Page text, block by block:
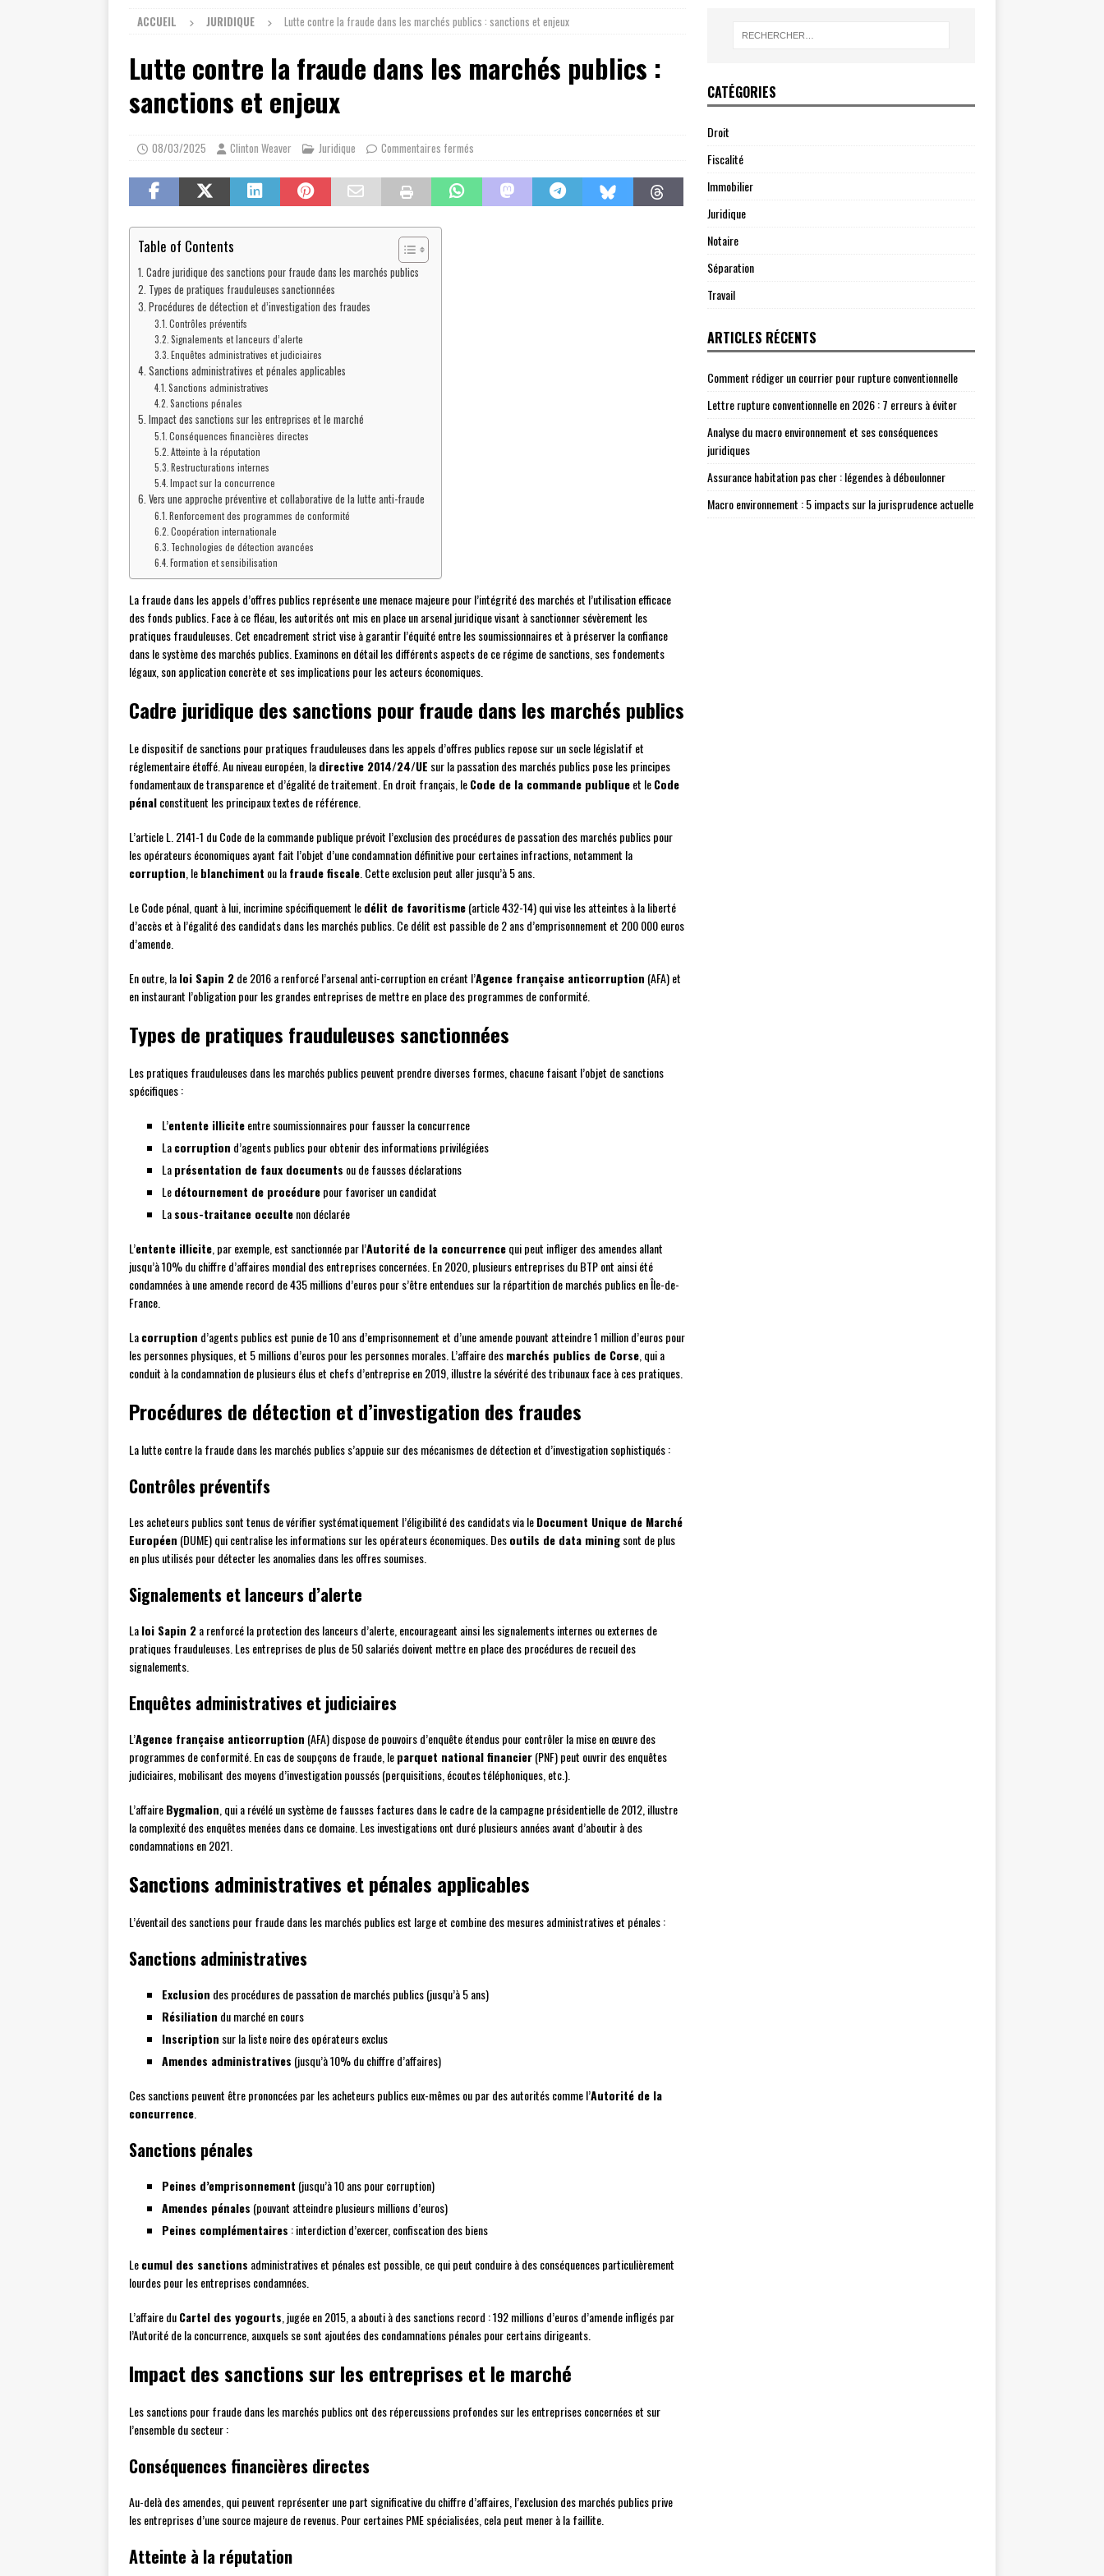
ACCUEIL JURIDIQUE Lutte contre la fraude dans les marchés publics : sanctions et enjeux
Lutte contre la fraude dans les marchés publics :
sanctions et enjeux
08/03/2025 Clinton Weaver Juridique Commentaires fermés
Table of Contents
Cadre juridique des sanctions pour fraude dans les marchés publics
Types de pratiques frauduleuses sanctionnées
Procédures de détection et d’investigation des fraudes
Contrôles préventifs
Signalements et lanceurs d’alerte
Enquêtes administratives et judiciaires
Sanctions administratives et pénales applicables
Sanctions administratives
Sanctions pénales
Impact des sanctions sur les entreprises et le marché
Conséquences financières directes
Atteinte à la réputation
Restructurations internes
Impact sur la concurrence
Vers une approche préventive et collaborative de la lutte anti-fraude
Renforcement des programmes de conformité
Coopération internationale
Technologies de détection avancées
Formation et sensibilisation
La fraude dans les appels d’offres publics représente une menace majeure pour l’intégrité des marchés et l’utilisation efficace
des fonds publics. Face à ce fléau, les autorités ont mis en place un arsenal juridique visant à sanctionner sévèrement les
pratiques frauduleuses. Cet encadrement strict vise à garantir l’équité entre les soumissionnaires et à préserver la confiance
dans le système des marchés publics. Examinons en détail les différents aspects de ce régime de sanctions, ses fondements
légaux, son application concrète et ses implications pour les acteurs économiques.
Cadre juridique des sanctions pour fraude dans les marchés publics
Le dispositif de sanctions pour pratiques frauduleuses dans les appels d’offres publics repose sur un socle législatif et
réglementaire étoffé. Au niveau européen, ladirective 2014/24/UE sur la passation des marchés publics pose les principes
fondamentaux de transparence et d’égalité de traitement. En droit français, leCode de la commande publiqueet leCode
pénalconstituent les principaux textes de référence.
L’article L. 2141-1 du Code de la commande publique prévoit l’exclusion des procédures de passation des marchés publics pour
les opérateurs économiques ayant fait l’objet d’une condamnation définitive pour certaines infractions, notamment la
corruption , leblanchiment ou lafraude fiscale . Cette exclusion peut aller jusqu’à 5 ans.
Le Code pénal, quant à lui, incrimine spécifiquement ledélit de favoritisme(article 432-14) qui vise les atteintes à la liberté
d’accès et à l’égalité des candidats dans les marchés publics. Ce délit est passible de 2 ans d’emprisonnement et 200 000 euros
d’amende.
En outre, laloi Sapin 2de 2016 a renforcé l’arsenal anti-corruption en créant l’Agence française anticorruption (AFA) et
en instaurant l’obligation pour les grandes entreprises de mettre en place des programmes de conformité.
Types de pratiques frauduleuses sanctionnées
Les pratiques frauduleuses dans les marchés publics peuvent prendre diverses formes, chacune faisant l’objet de sanctions
spécifiques :
L’entente illiciteentre soumissionnaires pour fausser la concurrence
Lacorruption d’agents publics pour obtenir des informations privilégiées
Laprésentation de faux documents ou de fausses déclarations
Ledétournement de procédurepour favoriser un candidat
Lasous-traitance occultenon déclarée
L’entente illicite , par exemple, est sanctionnée par l’Autorité de la concurrencequi peut infliger des amendes allant
jusqu’à 10% du chiffre d’affaires mondial des entreprises concernées. En 2020, plusieurs entreprises du BTP ont ainsi été
condamnées à une amende record de 435 millions d’euros pour s’être entendues sur la répartition de marchés publics en Île-de-
France.
Lacorruption d’agents publics est punie de 10 ans d’emprisonnement et d’une amende pouvant atteindre 1 million d’euros pour
les personnes physiques, et 5 millions d’euros pour les personnes morales. L’affaire desmarchés publics de Corse , qui a
conduit à la condamnation de plusieurs élus et chefs d’entreprise en 2019, illustre la sévérité des tribunaux face à ces pratiques.
Procédures de détection et d’investigation des fraudes
La lutte contre la fraude dans les marchés publics s’appuie sur des mécanismes de détection et d’investigation sophistiqués :
Contrôles préventifs
Les acheteurs publics sont tenus de vérifier systématiquement l’éligibilité des candidats via leDocument Unique de Marché
Européen (DUME) qui centralise les informations sur les opérateurs économiques. Desoutils de data miningsont de plus
en plus utilisés pour détecter les anomalies dans les offres soumises.
Signalements et lanceurs d’alerte
Laloi Sapin 2a renforcé la protection des lanceurs d’alerte, encourageant ainsi les signalements internes ou externes de
pratiques frauduleuses. Les entreprises de plus de 50 salariés doivent mettre en place des procédures de recueil des
signalements.
Enquêtes administratives et judiciaires
L’Agence française anticorruption (AFA) dispose de pouvoirs d’enquête étendus pour contrôler la mise en œuvre des
programmes de conformité. En cas de soupçons de fraude, leparquet national financier(PNF) peut ouvrir des enquêtes
judiciaires, mobilisant des moyens d’investigation poussés (perquisitions, écoutes téléphoniques, etc.).
L’affaireBygmalion , qui a révélé un système de fausses factures dans le cadre de la campagne présidentielle de 2012, illustre
la complexité des enquêtes menées dans ce domaine. Les investigations ont duré plusieurs années avant d’aboutir à des
condamnations en 2021.
Sanctions administratives et pénales applicables
L’éventail des sanctions pour fraude dans les marchés publics est large et combine des mesures administratives et pénales :
Sanctions administratives
Exclusion des procédures de passation de marchés publics (jusqu’à 5 ans)
Résiliation du marché en cours
Inscription sur la liste noire des opérateurs exclus
Amendes administratives (jusqu’à 10% du chiffre d’affaires)
Ces sanctions peuvent être prononcées par les acheteurs publics eux-mêmes ou par des autorités comme l’Autorité de la
concurrence
Sanctions pénales
Peines d’emprisonnement (jusqu’à 10 ans pour corruption)
Amendes pénales (pouvant atteindre plusieurs millions d’euros)
Peines complémentaires : interdiction d’exercer, confiscation des biens
Lecumul des sanctions administratives et pénales est possible, ce qui peut conduire à des conséquences particulièrement
lourdes pour les entreprises condamnées.
L’affaire duCartel des yogourts , jugée en 2015, a abouti à des sanctions record : 192 millions d’euros d’amende infligés par
l’Autorité de la concurrence, auxquels se sont ajoutées des condamnations pénales pour certains dirigeants.
Impact des sanctions sur les entreprises et le marché
Les sanctions pour fraude dans les marchés publics ont des répercussions profondes sur les entreprises concernées et sur
l’ensemble du secteur :
Conséquences financières directes
Au-delà des amendes, qui peuvent représenter une part significative du chiffre d’affaires, l’exclusion des marchés publics prive
les entreprises d’une source majeure de revenus. Pour certaines PME spécialisées, cela peut mener à la faillite.
Atteinte à la réputation
CATÉGORIES
Droit
Fiscalité
Immobilier
Juridique
Notaire
Séparation
Travail
ARTICLES RÉCENTS
Comment rédiger un courrier pour rupture conventionnelle
Lettre rupture conventionnelle en 2026 : 7 erreurs à éviter
Analyse du macro environnement et ses conséquences
juridiques
Assurance habitation pas cher : légendes à déboulonner
Macro environnement : 5 impacts sur la jurisprudence actuelle